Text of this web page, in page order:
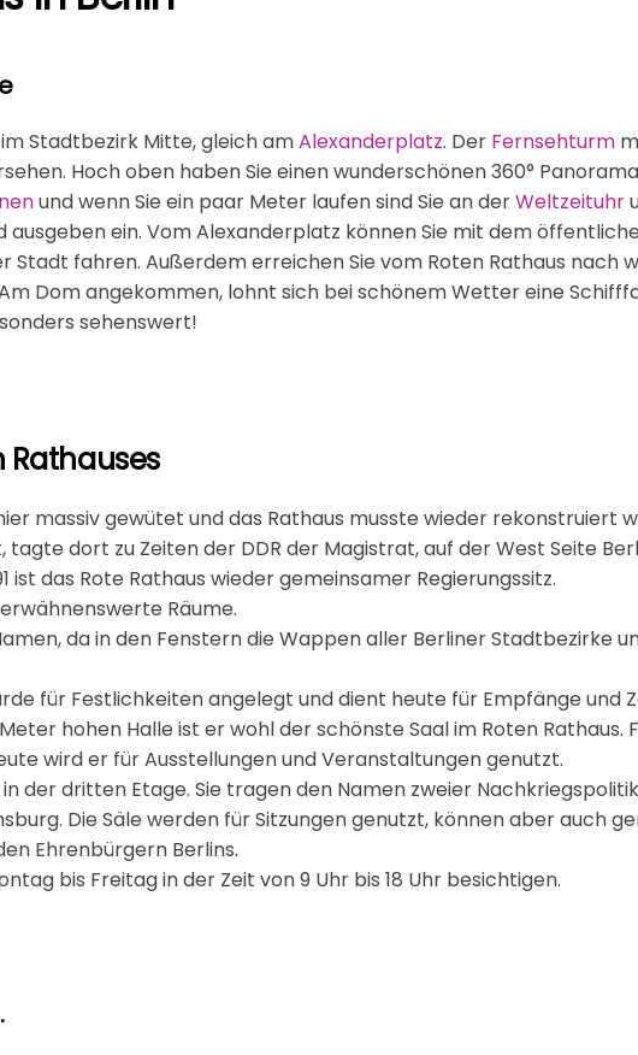
Stadtbezirk Mitte, gleich amAlexanderplatz. Der Fernsehturm
Hoch oben haben Sie einen wunderschönen 360°
und wenn Sie ein paar Meter laufen sind Sie an derWeltzeituhr
ausgeben ein. Vom Alexanderplatz können Sie mit dem
Stadt fahren. Außerdem erreichen Sie vom Roten Rathaus nach
Dom angekommen, lohnt sich bei schönem Wetter eine
sehenswert!
Rathauses
massiv gewütet und das Rathaus musste wieder rekonstruiert
dort zu Zeiten der DDR der Magistrat, auf der West Seite
ist das Rote Rathaus wieder gemeinsamer Regierungssitz.
Räume.
da in den Fenstern die Wappen aller Berliner Stadtbezirke
für Festlichkeiten angelegt und dient heute für Empfänge und
hohen Halle ist er wohl der schönste Saal im Roten Rathaus.
wird er für Ausstellungen und Veranstaltungen genutzt.
der dritten Etage. Sie tragen den Namen zweier
Die Säle werden für Sitzungen genutzt, können aber auch
Ehrenbürgern Berlins.
bis Freitag in der Zeit von 9 Uhr bis 18 Uhr besichtigen.